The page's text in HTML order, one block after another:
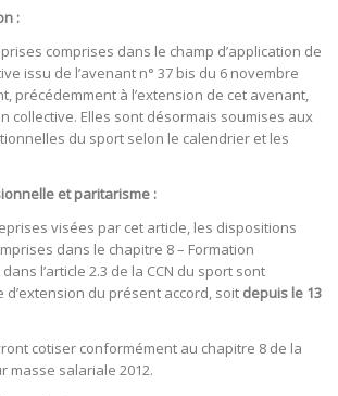
:
comprises dans le champ d’application de
issu de l’avenant n° 37 bis du 6 novembre
précédemment à l’extension de cet avenant,
collective. Elles sont désormais soumises aux
du sport selon le calendrier et les
et paritarisme :
visées par cet article, les dispositions
dans le chapitre 8 – Formation
l’article 2.3 de la CCN du sport sont
d’extension du présent accord, soit depuis le 13
cotiser conformément au chapitre 8 de la
masse salariale 2012.